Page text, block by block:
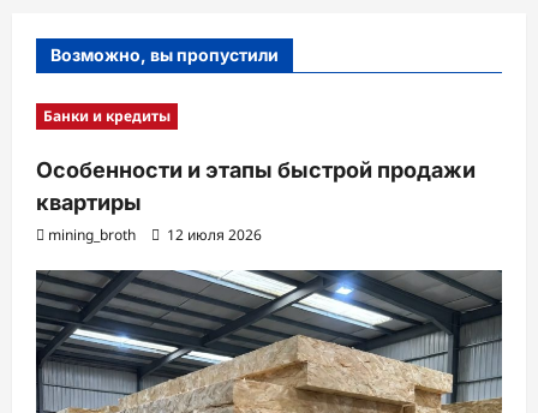
Возможно, вы пропустили
Банки и кредиты
Особенности и этапы быстрой продажи
квартиры
mining_broth 12 июля 2026